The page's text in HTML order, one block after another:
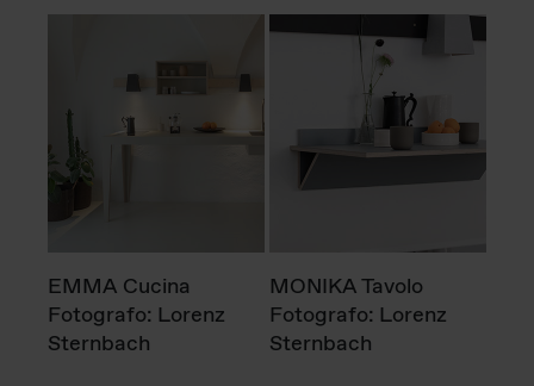
EMMA Cucina
Fotografo: Lorenz
Sternbach
MONIKA Tavolo
Fotografo: Lorenz
Sternbach